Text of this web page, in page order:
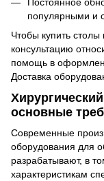
популярными и
Чтобы купить столы
консультацию
помощь в
Доставка
основные
Современные
оборудования для
разрабатывают, в
характеристикам